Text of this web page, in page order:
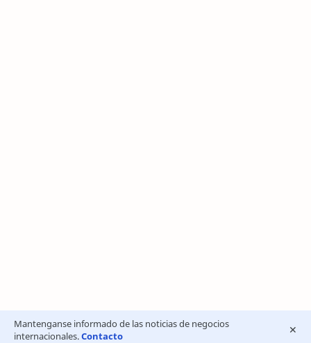
Mantenganse informado de las noticias de negocios
internacionales.Contacto